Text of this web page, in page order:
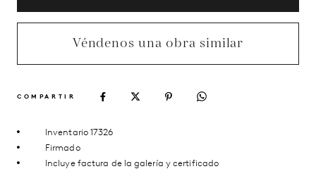
Véndenos una obra similar
COMPARTIR
Inventario 17326
Firmado
Incluye factura de la galería y certificado